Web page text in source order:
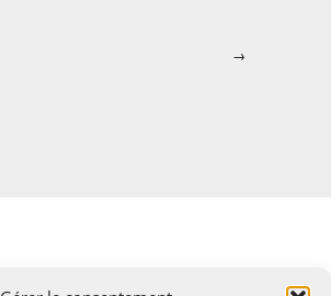
→